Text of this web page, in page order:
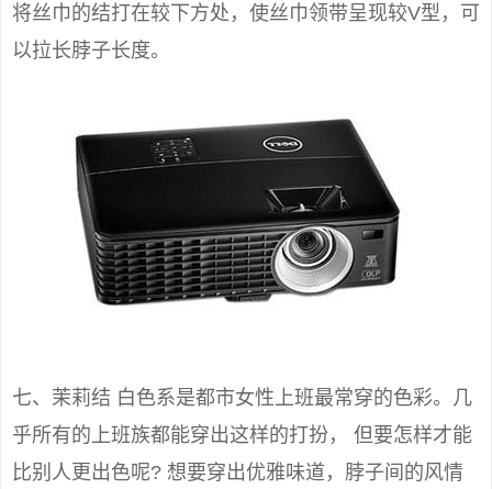
将丝巾的结打在较下方处，使丝巾领带呈现较V型，可
以拉长脖子长度。
七、茉莉结 白色系是都市女性上班最常穿的色彩。几
乎所有的上班族都能穿出这样的打扮， 但要怎样才能
比别人更出色呢? 想要穿出优雅味道，脖子间的风情